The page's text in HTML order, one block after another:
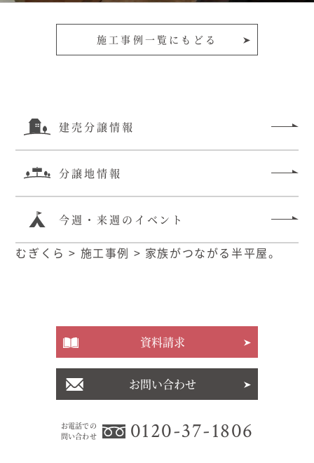
施工事例一覧にもどる
建売分譲情報
分譲地情報
今週・来週のイベント
むぎくら > 施工事例 > 家族がつながる半平屋。
お電話での
問い合わせ
0120-37-1806
資料請求
お問い合わせ